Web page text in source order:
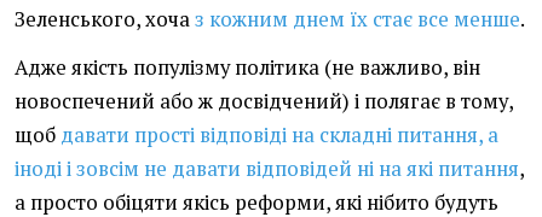
Зеленського, хочаз кожним днем їх стає все менше.
Адже якість популізму політика (не важливо, він
новоспечений або ж досвідчений) і полягає в тому,
щоб давати прості відповіді на складні питання, а
іноді і зовсім не давати відповідей ні на які питання,
а просто обіцяти якісь реформи, які нібито будуть